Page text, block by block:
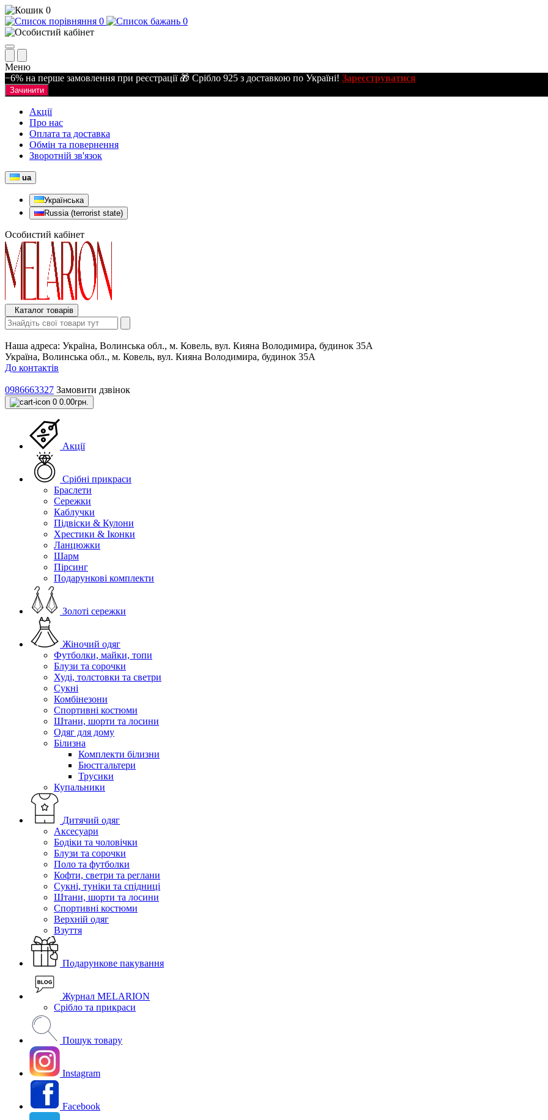
0
0
0
Меню
−6% на перше замовлення при реєстрації 🎁 Срібло 925 з доставкою по Україні! Зареєструватися
Зачинити
Акції
Про нас
Оплата та доставка
Обмін та повернення
Зворотній зв'язок
ua
Українська
Russia (terrorist state)
Особистий кабінет
Каталог товарів
Наша адреса: Україна, Волинська обл., м. Ковель, вул. Кияна Володимира, будинок 35А
Україна, Волинська обл., м. Ковель, вул. Кияна Володимира, будинок 35А
До контактів
0986663327 Замовити дзвінок
0 0.00грн.
Акції
Срібні прикраси
Браслети
Сережки
Каблучки
Підвіски & Кулони
Хрестики & Іконки
Ланцюжки
Шарм
Пірсинг
Подарункові комплекти
Золоті сережки
Жіночий одяг
Футболки, майки, топи
Блузи та сорочки
Худі, толстовки та светри
Сукні
Комбінезони
Спортивні костюми
Штани, шорти та лосини
Одяг для дому
Білизна
Комплекти білизни
Бюстгальтери
Трусики
Купальники
Дитячий одяг
Аксесуари
Бодіки та чоловічки
Блузи та сорочки
Поло та футболки
Кофти, светри та реглани
Сукні, туніки та спідниці
Штани, шорти та лосини
Спортивні костюми
Верхній одяг
Взуття
Подарункове пакування
Журнал MELARION
Срібло та прикраси
Пошук товару
Instagram
Facebook